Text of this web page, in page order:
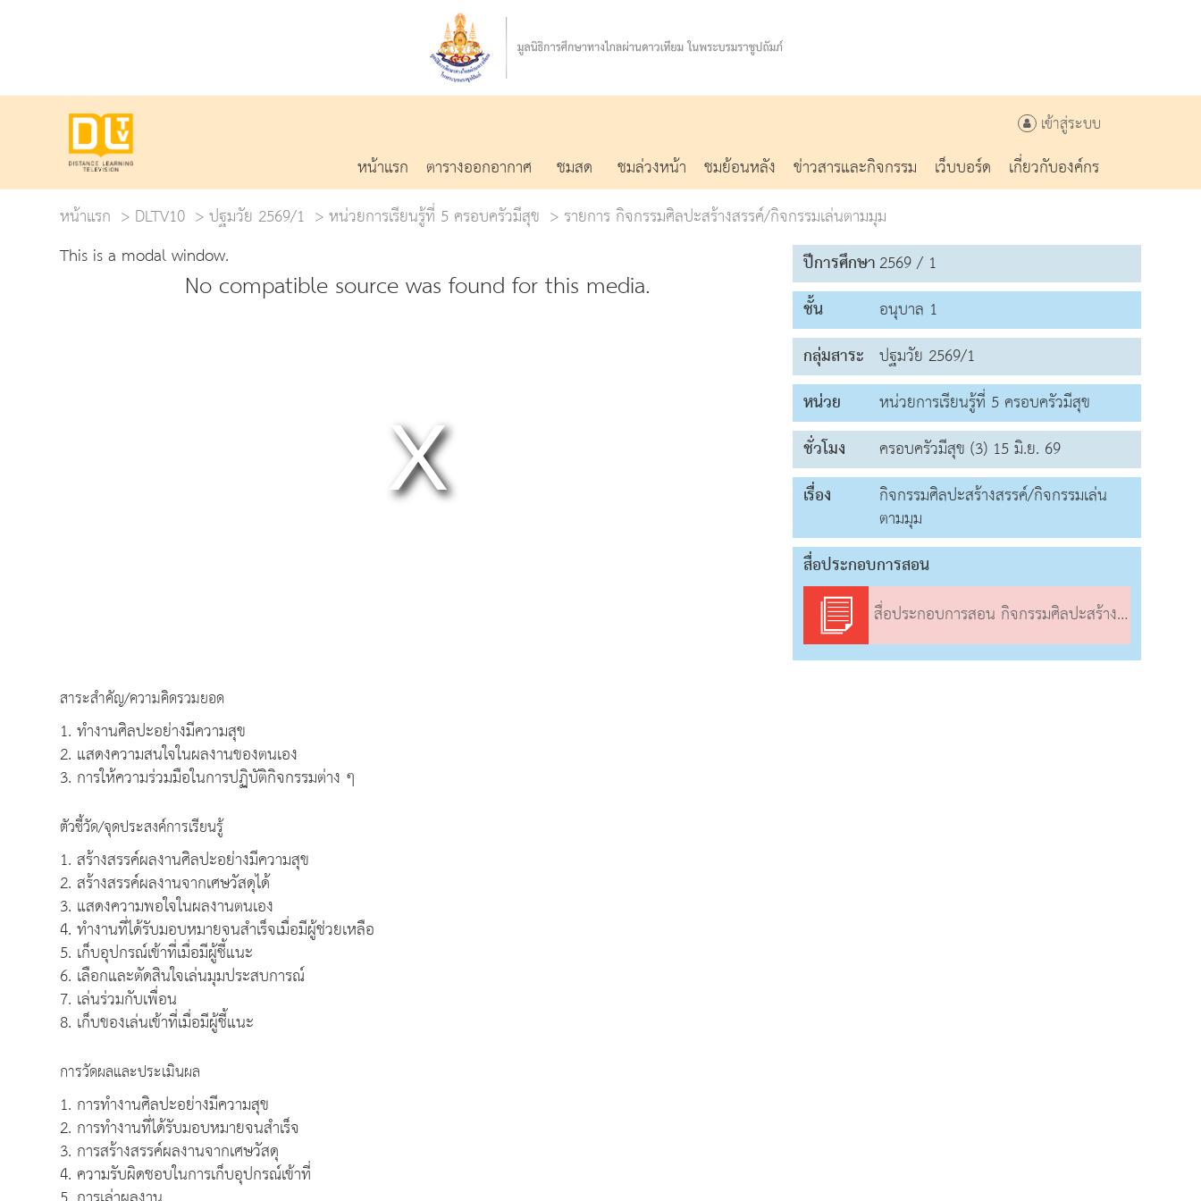
เข้าสู่ระบบ
หน้าแรก ตารางออกอากาศ ชมสด ชมล่วงหน้า ชมย้อนหลัง ข่าวสารและกิจกรรม เว็บบอร์ด
เกี่ยวกับองค์กร
หน้าแรก
DLTV10 ปฐมวัย 2569/1 หน่วยการเรียนรู้ที่ 5 ครอบครัวมีสุข
รายการ กิจกรรมศิลปะสร้างสรรค์/กิจกรรมเล่นตามมุม
This is a modal window.
No compatible source was found for this media.
สาระสำคัญ/ความคิดรวมยอด
1. ทำงานศิลปะอย่างมีความสุข
2. แสดงความสนใจในผลงานของตนเอง
3. การให้ความร่วมมือในการปฏิบัติกิจกรรมต่าง ๆ
ตัวชี้วัด/จุดประสงค์การเรียนรู้
1. สร้างสรรค์ผลงานศิลปะอย่างมีความสุข
2. สร้างสรรค์ผลงานจากเศษวัสดุได้
3. แสดงความพอใจในผลงานตนเอง
4. ทำงานที่ได้รับมอบหมายจนสำเร็จเมื่อมีผู้ช่วยเหลือ
5. เก็บอุปกรณ์เข้าที่เมื่อมีผู้ชี้แนะ
6. เลือกและตัดสินใจเล่นมุมประสบการณ์
7. เล่นร่วมกับเพื่อน
8. เก็บของเล่นเข้าที่เมื่อมีผู้ชี้แนะ
การวัดผลและประเมินผล
1. การทำงานศิลปะอย่างมีความสุข
2. การทำงานที่ได้รับมอบหมายจนสำเร็จ
3. การสร้างสรรค์ผลงานจากเศษวัสดุ
4. ความรับผิดชอบในการเก็บอุปกรณ์เข้าที่
ปีการศึกษา2569 / 1
ชั้น
อนุบาล 1
กลุ่มสาระ ปฐมวัย 2569/1
หน่วย
หน่วยการเรียนรู้ที่ 5 ครอบครัวมีสุข
ชั่วโมง
ครอบครัวมีสุข (3) 15 มิ.ย. 69
เรื่อง
กิจกรรมศิลปะสร้างสรรค์/กิจกรรมเล่น
ตามมุม
สื่อประกอบการสอน
สื่อประกอบการสอน กิจกรรมศิลปะสร้างสรรค์/กิจกรรมเล่นตามมุม